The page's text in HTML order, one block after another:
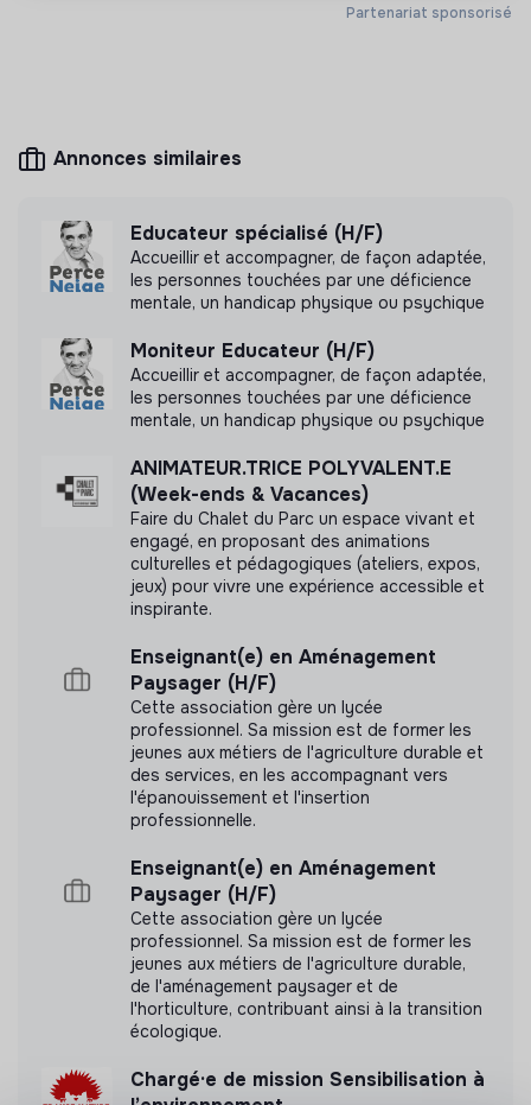
Éducation
Mesure d'impact
d'impact
Labels et certifications
Référencé par Shift Your Job.
Documents
N'a pas encore communiqué de documents de
Partenariat sponsorisé
Annonces similaires
Educateur spécialisé (H/F)
Accueillir et accompagner, de façon adaptée,
les personnes touchées par une déficience
mentale, un handicap physique ou psychique
Moniteur Educateur (H/F)
Accueillir et accompagner, de façon adaptée,
les personnes touchées par une déficience
mentale, un handicap physique ou psychique
ANIMATEUR.TRICE POLYVALENT.E
(Week-ends & Vacances)
Faire du Chalet du Parc un espace vivant et
engagé, en proposant des animations
culturelles et pédagogiques (ateliers, expos,
jeux) pour vivre une expérience accessible et
inspirante.
Enseignant(e) en Aménagement
Paysager (H/F)
Cette association gère un lycée
professionnel. Sa mission est de former les
jeunes aux métiers de l'agriculture durable et
des services, en les accompagnant vers
l'épanouissement et l'insertion
professionnelle.
Enseignant(e) en Aménagement
Paysager (H/F)
Cette association gère un lycée
professionnel. Sa mission est de former les
jeunes aux métiers de l'agriculture durable,
de l'aménagement paysager et de
l'horticulture, contribuant ainsi à la transition
écologique.
Chargé·e de mission Sensibilisation à